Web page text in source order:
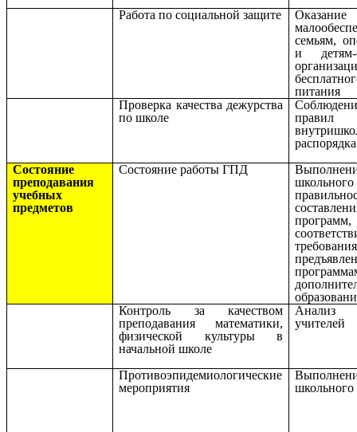
Работа по социальной защите
семьям,
и детям-
питания
Проверка качества дежурства
по школе
правил
распорядка
Состояние
преподавания
учебных
предметов
Состояние работы ГПД
программ,
Контроль за качеством
преподавания математики,
физической культуры в
начальной школе
Анализ
учителей
Противоэпидемиологические
мероприятия